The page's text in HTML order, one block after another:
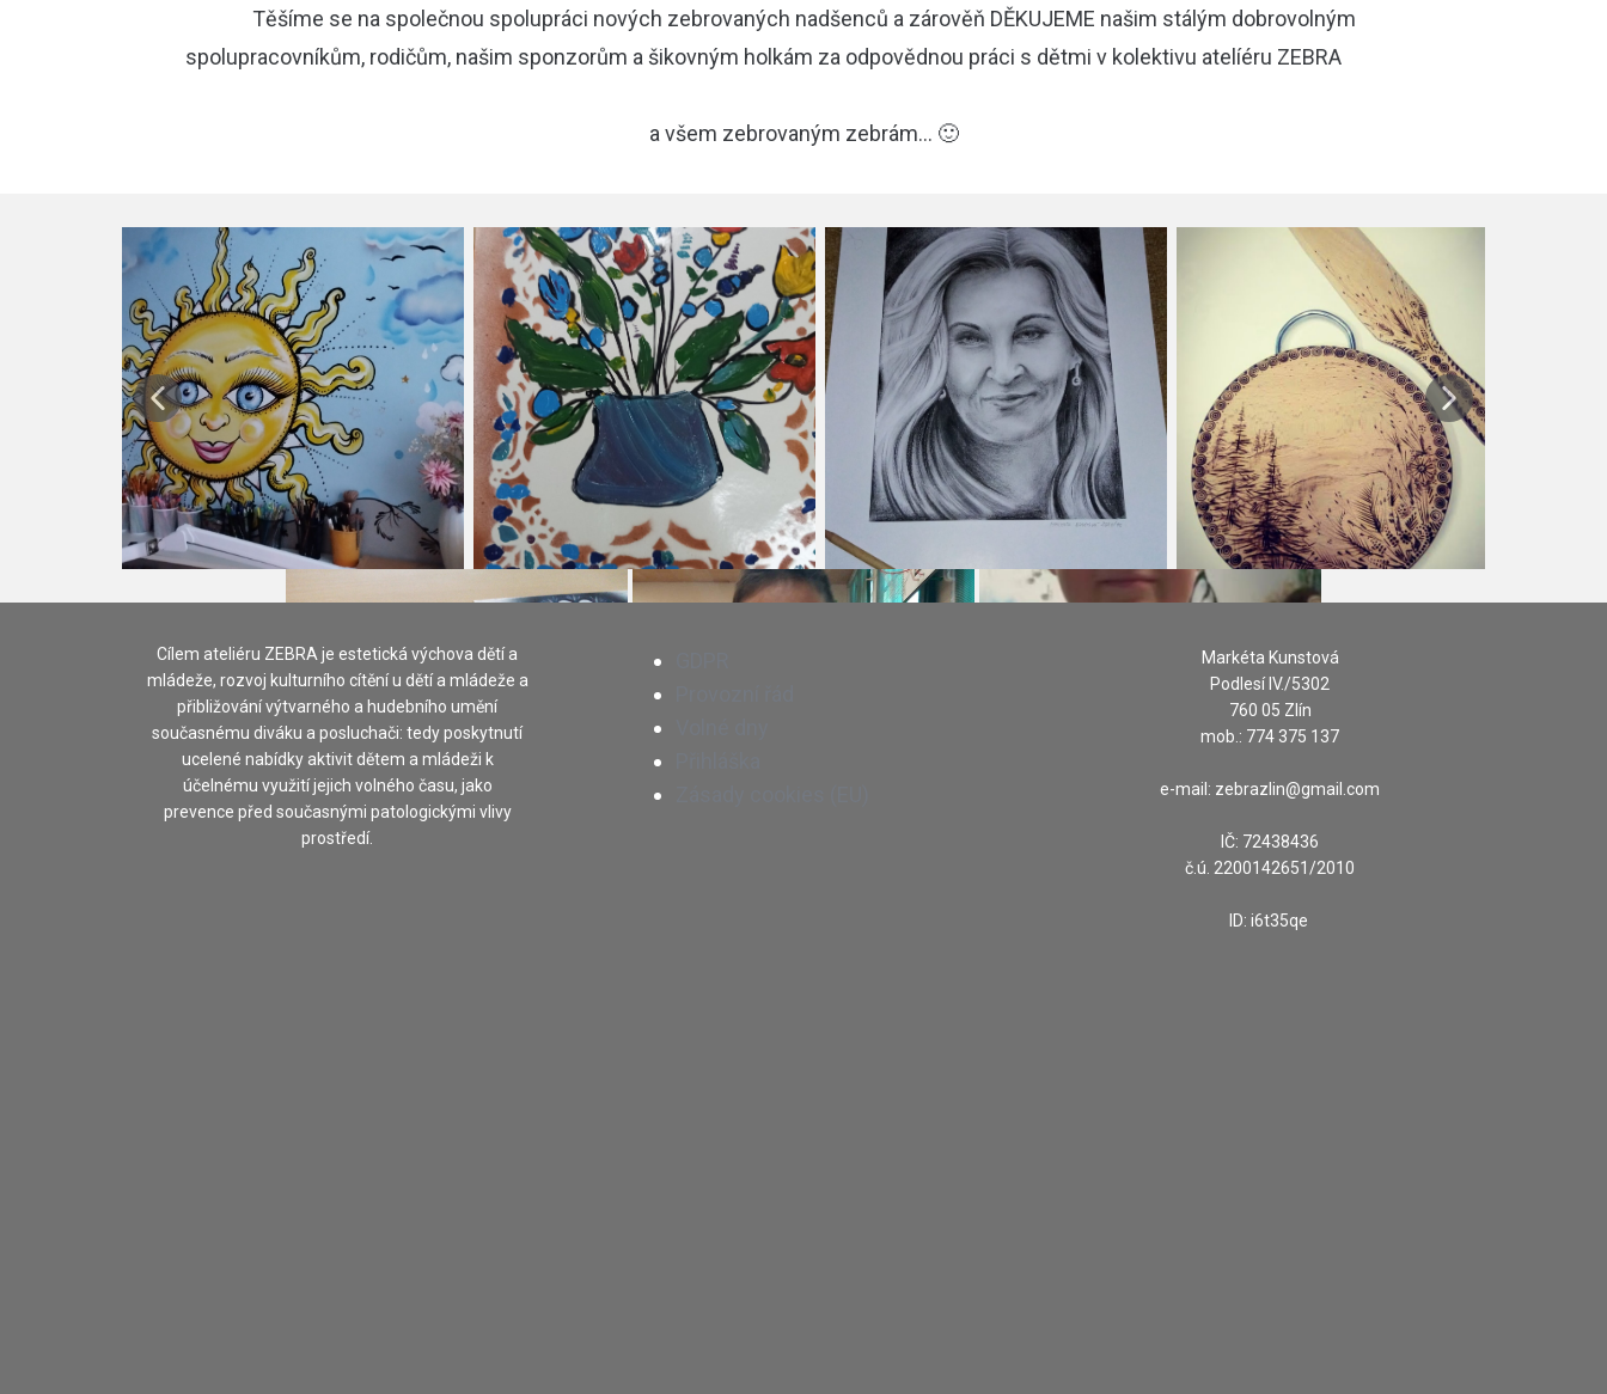
Těšíme se na společnou spolupráci nových zebrovaných nadšenců a zárověň DĚKUJEME našim stálým dobrovolným
spolupracovníkům, rodičům, našim sponzorům a šikovným holkám za odpovědnou práci s dětmi v kolektivu atelíéru ZEBRA
a všem zebrovaným zebrám... 🙂
Cílem ateliéru ZEBRA je estetická výchova dětí a
mládeže, rozvoj kulturního cítění u dětí a mládeže a
přibližování výtvarného a hudebního umění
současnému diváku a posluchači: tedy poskytnutí
ucelené nabídky aktivit dětem a mládeži k
účelnému využití jejich volného času, jako
prevence před současnými patologickými vlivy
prostředí.
Markéta Kunstová
Podlesí IV./5302
760 05 Zlín
mob.: 774 375 137
e-mail: zebrazlin@gmail.com
IČ: 72438436
č.ú. 2200142651/2010
ID: i6t35qe